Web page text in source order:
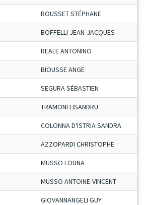
ROUSSET STÉPHANE
BOFFELLI JEAN-JACQUES
REALE ANTONINO
BIOUSSE ANGE
SEGURA SÉBASTIEN
TRAMONI LISANDRU
COLONNA D'ISTRIA SANDRA
AZZOPARDI CHRISTOPHE
MUSSO LOUNA
MUSSO ANTOINE-VINCENT
GIOVANNANGELI GUY